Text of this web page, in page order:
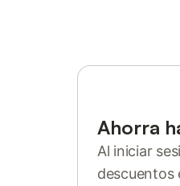
Ahorra
Al iniciar
descuentos